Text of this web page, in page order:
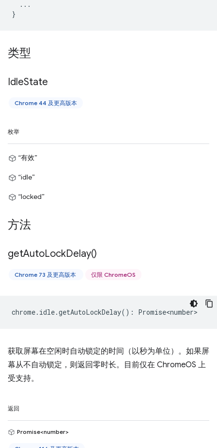
...
}
类型
IdleState
Chrome 44 及更高版本
枚举
“有效”
“idle”
“locked”
方法
getAutoLockDelay()
Chrome 73 及更高版本 仅限 ChromeOS
chrome. idle.getAutoLockDelay() : Promise<number>
获取屏幕在空闲时自动锁定的时间（以秒为单位）。如果屏
幕从不自动锁定，则返回零时长。目前仅在 ChromeOS 上
受支持。
返回
Promise<number>